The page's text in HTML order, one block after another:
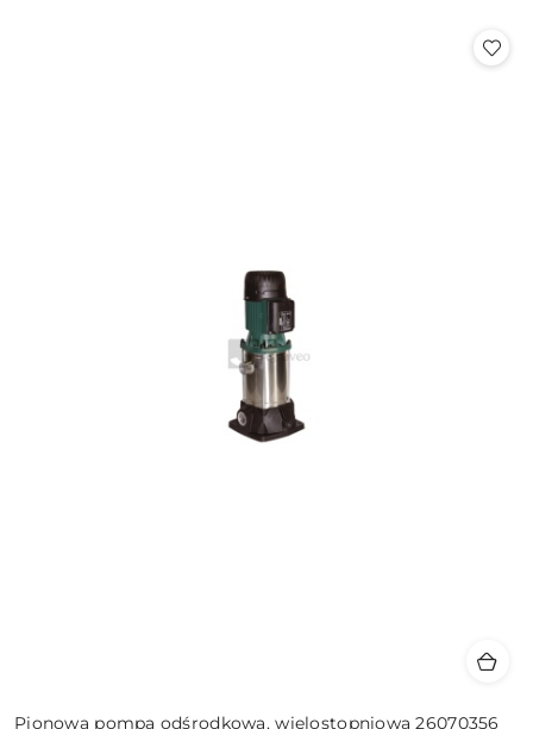
Pionowa pompa odśrodkowa, wielostopniowa 26070356